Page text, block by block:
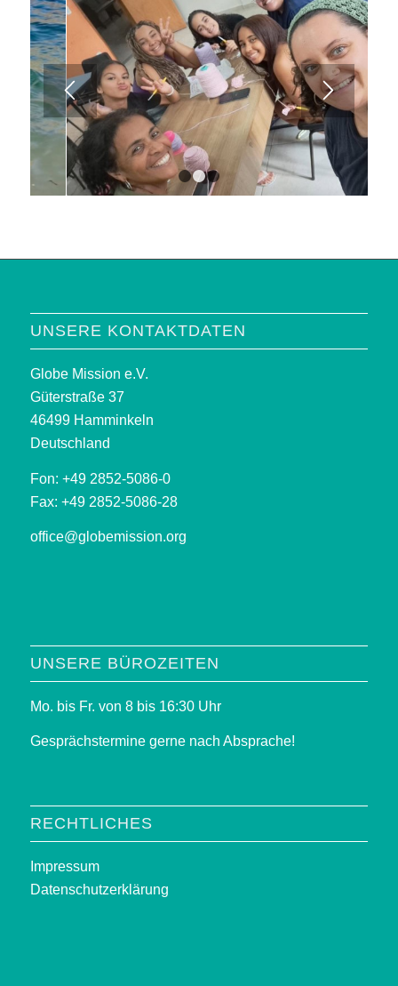
1
UNSERE KONTAKTDATEN
Globe Mission e.V.
Güterstraße 37
46499 Hamminkeln
Deutschland
Fon: +49 2852-5086-0
Fax: +49 2852-5086-28
office@globemission.org
UNSERE BÜROZEITEN
Mo. bis Fr. von 8 bis 16:30 Uhr
Gesprächstermine gerne nach Absprache!
RECHTLICHES
Impressum
Datenschutzerklärung